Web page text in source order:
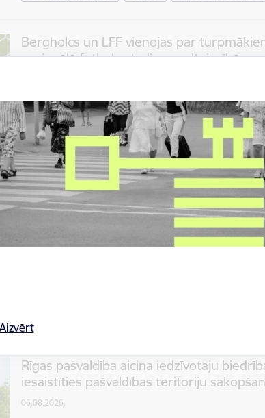
Aizvērt
Bergholcs un LFF vienojas par
nacionālā futbola stadiona celtniecībā
Rīgas domes Pilsētas attīstības komitejas
Bergholcs un Latvijas Futbola federācija (LFF)
sadarbību, lai tuvākajos gados Rīgā tiktu īstenota
Informācija medijiem Rīgas domē Sports
Programma “Vecāki bērna labā”
rīdzinieku ģimenēm risināt domstarpības
Divu mēnešu laikā, kopš Latvijas SOS Bērnu ciematu
pašvaldības bāriņtiesas finansējumu uzsāka
Rīgas pašvaldība aicina iedzīvotāju
iesaistīties pašvaldības teritoriju
06.08.2026.